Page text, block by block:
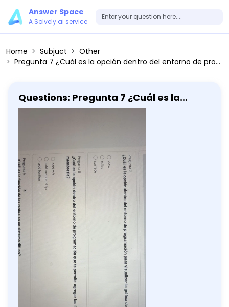
Answer Space
A Solvely.ai service
Home Subjuct
Other
Pregunta 7 ¿Cuál es la opción dentro del entorno de programación para visualizar la gráfica de resultados? view rules surface Pregunta 8 ¿Cuál es la opción dentro del entorno de programación que te permite agregar las funciones de membresía? add mfs add membership add funtion
Questions: Pregunta 7 ¿Cuál es la
opción dentro del entorno de
dentro del entorno de programación
que te permite agregar las funciones
de membresía? add mfs add
membership add funtion